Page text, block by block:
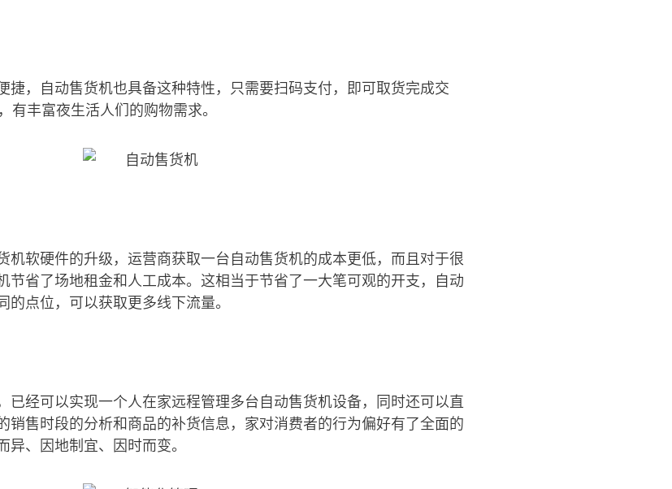
捷，自动售货机也具备这种特性，只需要扫码支付，即可取货完成交
丰富夜生活人们的购物需求。
机软硬件的升级，运营商获取一台自动售货机的成本更低，而且对于很
节省了场地租金和人工成本。这相当于节省了一大笔可观的开支，自动
点位，可以获取更多线下流量。
已经可以实现一个人在家远程管理多台自动售货机设备，同时还可以直
销售时段的分析和商品的补货信息，家对消费者的行为偏好有了全面的
、因地制宜、因时而变。